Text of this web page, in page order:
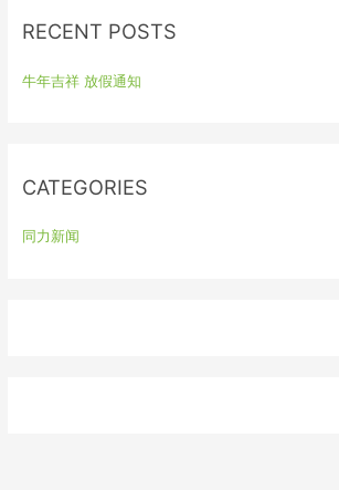
c
f
RECENT POSTS
牛年吉祥 放假通知
CATEGORIES
同力新闻